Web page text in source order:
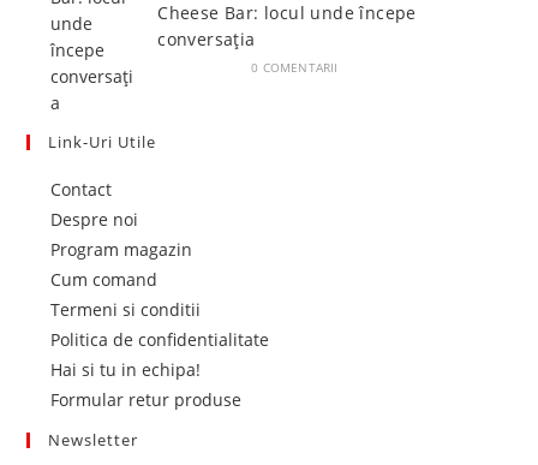
Cheese Bar: locul unde începe
conversația
0 COMENTARII
Link-Uri Utile
ContactOpens
in
a
new
tab
Despre noi
in
a
new
tab
Program magazin
a
new
tab
Cum comand
in
a
new
tab
Termeni si conditii
in
new
Politica de confidentialitate
Hai si tu in echipa!
in
Formular retur produse
Newsletter